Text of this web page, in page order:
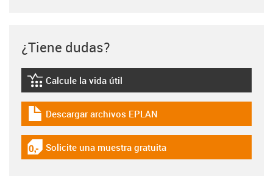
¿Tiene dudas?
igus-icon-lebensdauerrechner
Calcule la vida útil
igus-icon-download-plan
Descargar archivos EPLAN
igus-icon-gratismuster
Solicite una muestra gratuita